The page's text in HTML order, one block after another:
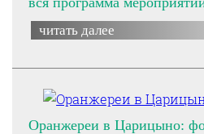
читать далее
Оранжереи в Царицыно: